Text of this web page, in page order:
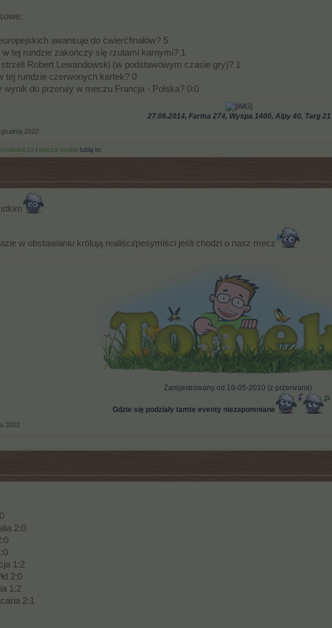
awansuje do ćwierćfinałów? 5
w tej rundzie zakończy się rzutami karnymi? 1
Robert Lewandowski (w podstawowym czasie gry)? 1
tej rundzie czerwonych kartek? 0
wynik do przerwy w meczu Francja - Polska? 0:0​
27.06.2014, Farma 274, Wyspa 1400, Alpy 40, Targ 21
grudnia 2022
i dalsza osoba lubią to.
w obstawianiu królują realiści/pesymiści jeśli chodzi o nasz mecz
Zarejestrowany od 10-05-2010 (z przerwami).
Gdzie się podziały tamte eventy niezapomniane
2022
2:0
1:2
2:0
1:2
2:1